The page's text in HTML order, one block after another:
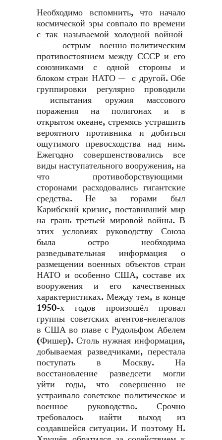
Необходимо вспомнить, что начало
космической эры совпало по времени
с так называемой холодной войной
— острым военно-политическим
противостоянием между СССР и его
союзниками с одной стороны и
блоком стран НАТО — с другой. Обе
группировки регулярно проводили
испытания оружия массового
поражения на полигонах и в
открытом океане, стремясь устрашить
вероятного противника и добиться
ощутимого превосходства над ним.
Ежегодно совершенствовались все
виды наступательного вооружения, на
что противоборствующими
сторонами расходовались гигантские
средства. Не за горами был
Карибский кризис, поставивший мир
на грань третьей мировой войны. В
этих условиях руководству Союза
была остро необходима
разведывательная информация о
размещении военных объектов стран
НАТО и особенно США, составе их
вооружения и его качественных
характеристиках. Между тем, в конце
1950-х годов произошёл провал
группы советских агентов-нелегалов
в США во главе с Рудольфом Абелем
(Фишер). Столь нужная информация,
добываемая разведчиками, перестала
поступать в Москву. На
восстановление разведсети могли
уйти годы, что совершенно не
устраивало советское политическое и
военное руководство. Срочно
требовалось найти выход из
создавшейся ситуации. И поэтому Н.